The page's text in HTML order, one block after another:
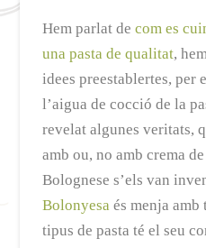
Hem parlat decom es
una pasta de qualitat,
idees preestablertes, per
l’aigua de cocció de la
revelat algunes veritats,
amb ou, no amb crema
Bolognese s’els van
Bolonyesa és menja
tipus de pasta té el seu